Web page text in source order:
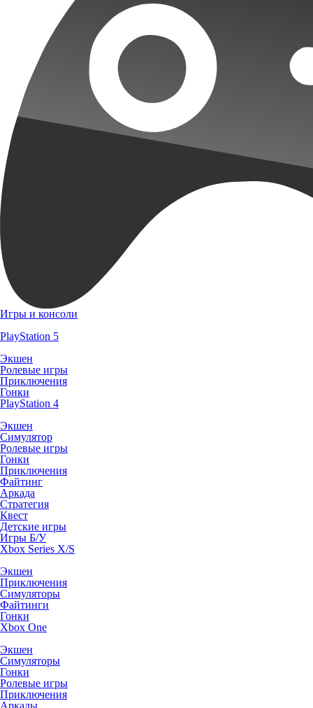
Игры и консоли
PlayStation 5
Экшен
Ролевые игры
Приключения
Гонки
PlayStation 4
Экшен
Симулятор
Ролевые игры
Гонки
Приключения
Файтинг
Аркада
Стратегия
Квест
Детские игры
Игры Б/У
Xbox Series X/S
Экшен
Приключения
Симуляторы
Файтинги
Гонки
Xbox One
Экшен
Симуляторы
Гонки
Ролевые игры
Приключения
Аркады